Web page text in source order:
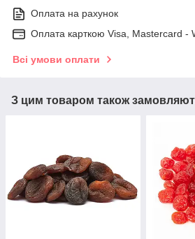
Оплата на рахунок
Оплата карткою Visa, Mastercard -
Всі умови оплати
З цим товаром також